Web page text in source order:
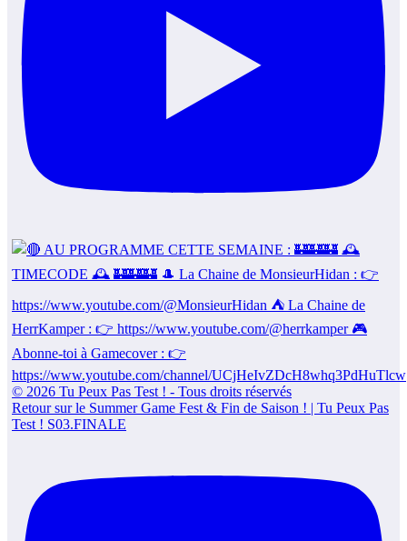
Retour sur le Summer Game Fest & Fin de Saison ! | Tu Peux Pas
Test ! S03.FINALE